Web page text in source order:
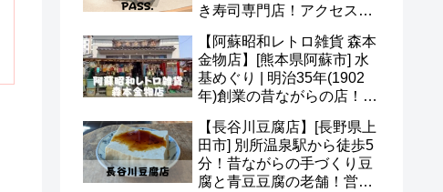
き寿司専門店！アクセス・
など(^v^)
【阿蘇昭和レトロ雑貨 森本
金物店】[熊本県阿蘇市] 水
基めぐり | 明治35年(1902
年)創業の昔ながらの店！ア
など(^^)
【長谷川豆腐店】[長野県上
田市] 別所温泉駅から徒歩5
分！昔ながらの手づくり豆
腐と青豆豆腐の老舗！営業